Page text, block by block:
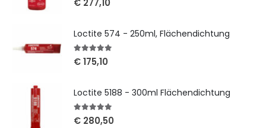
€ 277,10
Loctite 574 - 250ml, Flächendichtung
5out of 5
€175,10
Loctite 5188 - 300ml Flächendichtung
5out of 5
€ 280,50